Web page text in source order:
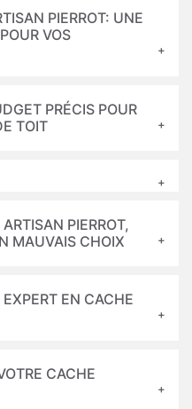
PIERROT: UNE
VOS
PRÉCIS POUR
TOIT
PIERROT,
MAUVAIS CHOIX
EN CACHE
CACHE